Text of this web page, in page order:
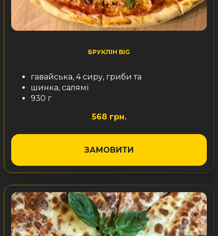
БРУКЛІН BIG
гавайська, 4 сиру, гриби та
шинка, салямі
930 г
568 грн.
ЗАМОВИТИ